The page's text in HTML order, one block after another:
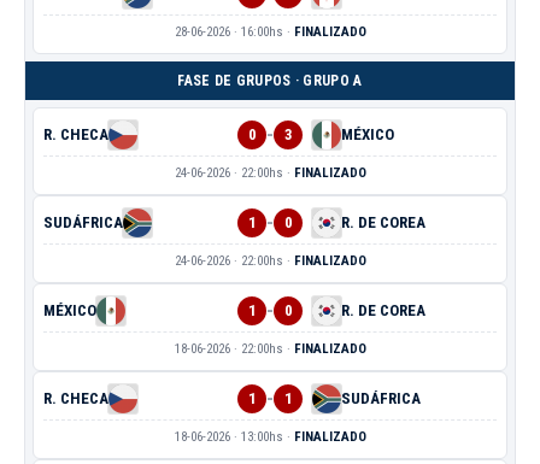
28-06-2026 · 16:00hs · FINALIZADO
FASE DE GRUPOS · GRUPO A
R. CHECA 0 - 3 MÉXICO
24-06-2026 · 22:00hs · FINALIZADO
SUDÁFRICA 1 - 0 R. DE COREA
24-06-2026 · 22:00hs · FINALIZADO
MÉXICO 1 - 0 R. DE COREA
18-06-2026 · 22:00hs · FINALIZADO
R. CHECA 1 - 1 SUDÁFRICA
18-06-2026 · 13:00hs · FINALIZADO